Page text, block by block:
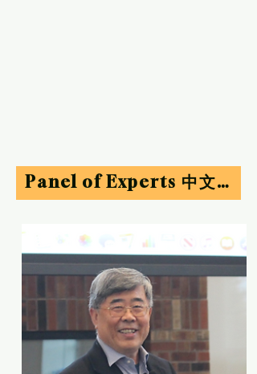
Panel of Experts 中文教学